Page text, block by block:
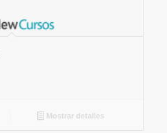
Mostrar detalles